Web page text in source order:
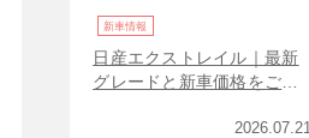
新車情報
日産エクストレイル｜最新
グレードと新車価格をご紹
2026.07.21